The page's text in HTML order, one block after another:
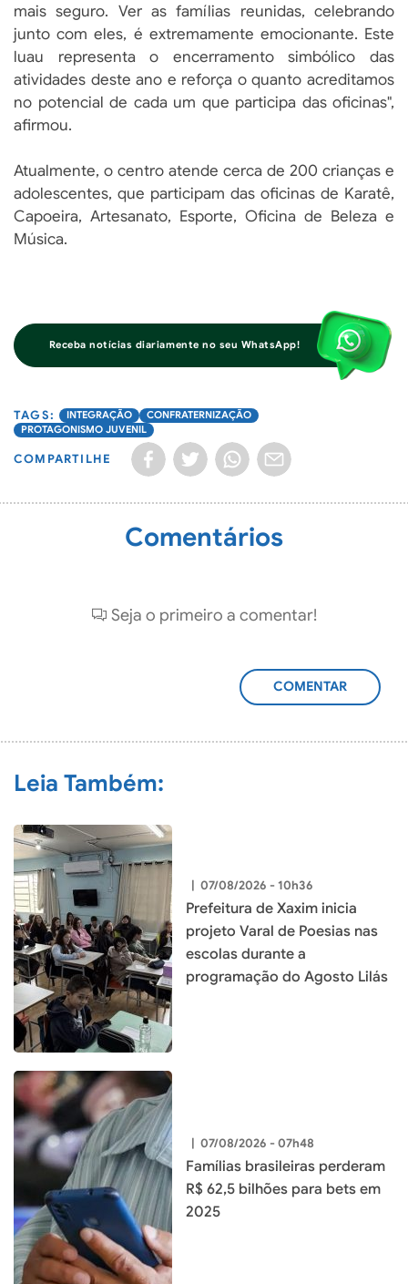
mais seguro. Ver as famílias reunidas, celebrando
junto com eles, é extremamente emocionante. Este
luau representa o encerramento simbólico das
atividades deste ano e reforça o quanto acreditamos
no potencial de cada um que participa das oficinas",
afirmou.
Atualmente, o centro atende cerca de 200 crianças e
adolescentes, que participam das oficinas de Karatê,
Capoeira, Artesanato, Esporte, Oficina de Beleza e
Música.
Receba notícias diariamente no seu WhatsApp!
INTEGRAÇÃO
CONFRATERNIZAÇÃO
PROTAGONISMO JUVENIL
COMPARTILHE
Comentários
Seja o primeiro a comentar!
ADICIONAR
Leia Também:
| 07/08/2026 - 10h36
Prefeitura de Xaxim inicia
projeto Varal de Poesias nas
escolas durante a
programação do Agosto Lilás
| 07/08/2026 - 07h48
Famílias brasileiras perderam
R$ 62,5 bilhões para bets em
2025